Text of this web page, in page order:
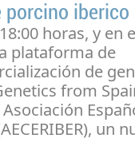
porcino iberico
horas, y en
plataforma de
de
from
un